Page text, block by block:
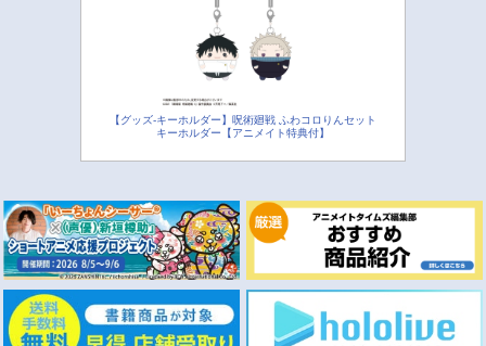
【グッズ-キーホルダー】呪術廻戦 ふわコロりんセット
キーホルダー【アニメイト特典付】